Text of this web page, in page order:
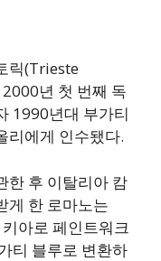
릭(Trieste
년 첫 번째 독
1990년대 부가티
리에게 인수됐다.
한 후 이탈리아 캄
게 한 로마노는
아로 페인트워크
티 블루로 변환하